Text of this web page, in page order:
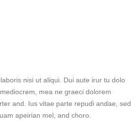
nisi ut aliqui. Dui aute irur tu dolo
mea ne graeci dolorem
and. Ius vitae parte repudi andae, sed
apeirian mel, and choro.